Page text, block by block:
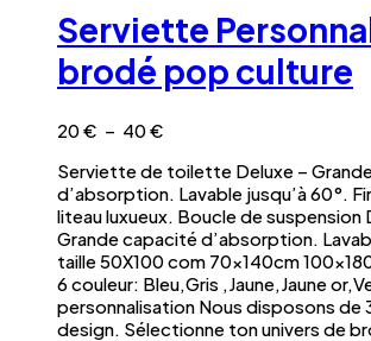
Les
options
peuvent
être
sur
page
du
produit
a
plusieurs
variations.
Les
peuvent
choisies
sur
la
page
du
produit
Serviette
brodé pop culture
20€ – 40€
prix :
20 €
à
40 €
Serviette de toilette Deluxe –
d’absorption. Lavable jusqu’à 60°.
liteau luxueux. Boucle de suspension
Grande capacité d’absorption.
taille 50X100 com 70x140cm
6 couleur: Bleu,Gris ,Jaune,Jaune
personnalisation Nous disposons de
design. Sélectionne ton univers de